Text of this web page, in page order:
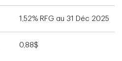
1,52% RFG au 31 Déc 2025
0,88$